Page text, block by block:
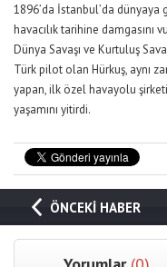
1896’da İstanbul’da
havacılık tarihine damgasını
Dünya Savaşı ve Kurtuluş
Türk pilot olan Hürkuş, aynı
yapan, ilk özel havayolu
yaşamını yitirdi.
ÖNCEKİ HABER